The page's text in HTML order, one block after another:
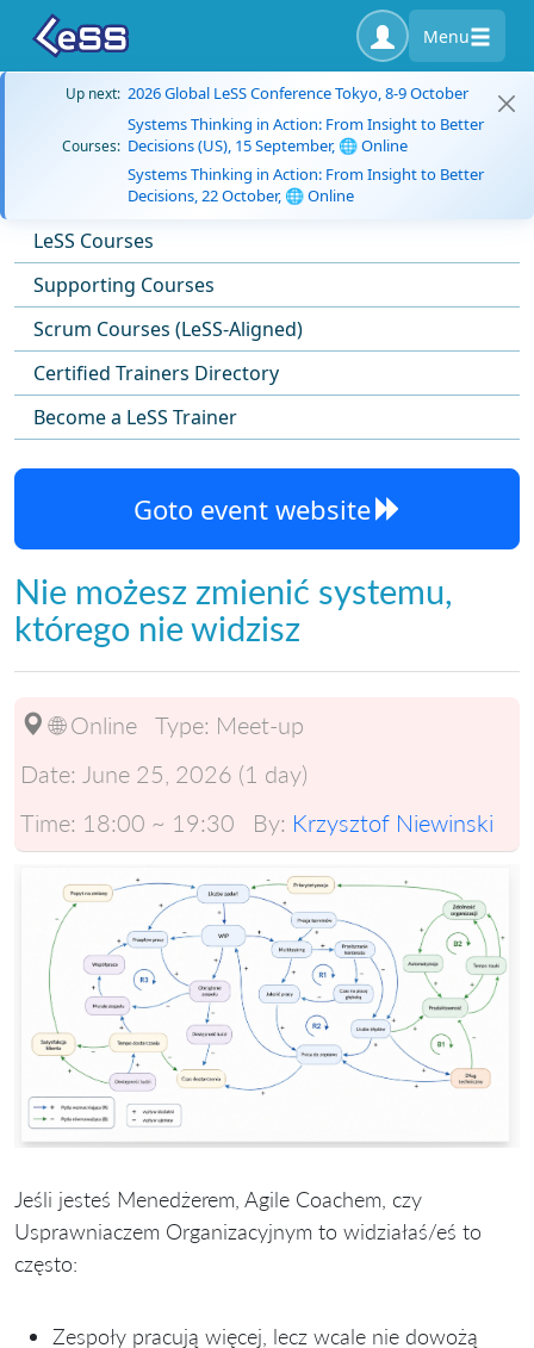
Menu
Up next: 2026 Global LeSS Conference Tokyo, 8-9 October
Courses:
Systems Thinking in Action: From Insight to Better
Decisions (US), 15 September, 🌐 Online
Systems Thinking in Action: From Insight to Better
Decisions, 22 October, 🌐 Online
LeSS Courses
Supporting Courses
Scrum Courses (LeSS-Aligned)
Certified Trainers Directory
Become a LeSS Trainer
Goto event website
Nie możesz zmienić systemu,
którego nie widzisz
🌐 Online Type: Meet-up
Date: June 25, 2026 (1 day)
Time: 18:00 ~ 19:30 By: Krzysztof Niewinski
Jeśli jesteś Menedżerem, Agile Coachem, czy
Usprawniaczem Organizacyjnym to widziałaś/eś to
często:
Zespoły pracują więcej, lecz wcale nie dowożą